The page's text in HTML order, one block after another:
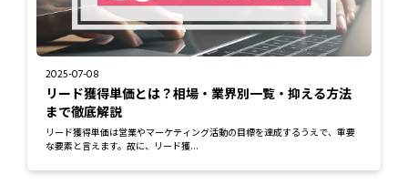
2025-07-08
リード獲得単価とは？相場・業界別一覧・抑える方法
まで徹底解説
リード獲得単価は営業やマーケティング活動の目標を達成するうえで、重要
な要素と言えます。故に、リード獲...